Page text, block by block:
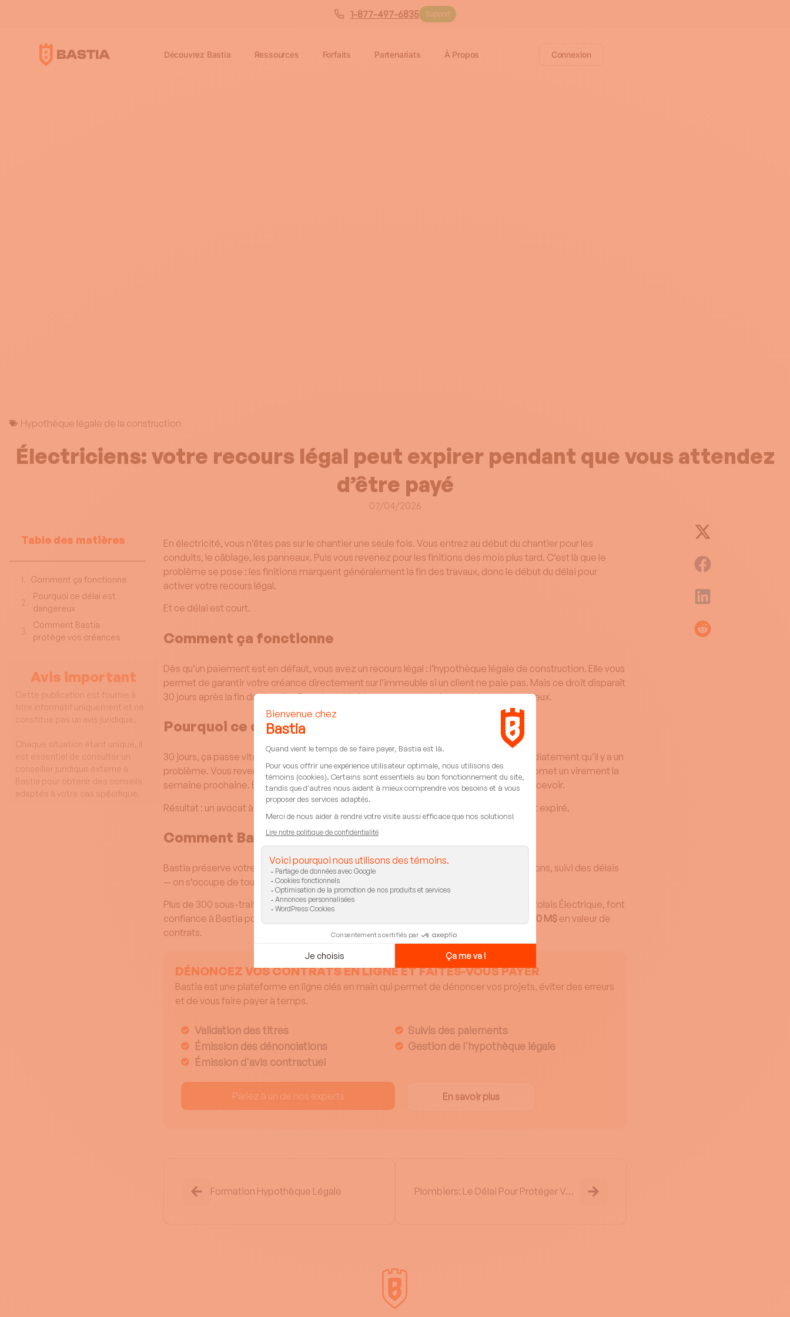
1-877-497-6835 Support
Découvrez Bastia Ressources Forfaits Partenariats À Propos Connexion
Hypothèque légale de la construction
Électriciens: votre recours légal peut expirer pendant que vous attendez
d’être payé
07/04/2026
Table des matières
Comment ça fonctionne
Pourquoi ce délai est
dangereux
Comment Bastia
protège vos créances
Avis important
Cette publication est fournie à
titre informatif uniquement et ne
constitue pas un avis juridique.
Chaque situation étant unique, il
est essentiel de consulter un
conseiller juridique externe à
Bastia pour obtenir des conseils
adaptés à votre cas spécifique.
En électricité, vous n’êtes pas sur le chantier une seule fois. Vous entrez au début du chantier pour les
conduits, le câblage, les panneaux. Puis vous revenez pour les finitions des mois plus tard. C’est là que le
problème se pose : les finitions marquent généralement la fin des travaux, donc le début du délai pour
activer votre recours légal.
Et ce délai est court.
Comment ça fonctionne
Dès qu’un paiement est en défaut, vous avez un recours légal : l’hypothèque légale de construction. Elle vous
permet de garantir votre créance directement sur l’immeuble si un client ne paie pas. Mais ce droit disparaît
30 jours après la fin du chantier. Passé ce délai, les recours sont plus complexes et onéreux.
Pourquoi ce délai est dangereux
30 jours, ça passe vite. Quand le chantier se termine, vous ne savez pas toujours immédiatement qu’il y a un
problème. Vous revenez pour les finitions, vous relancez une fois, deux fois. On vous promet un virement la
semaine prochaine. En deux suivis, le délai peut être dépassé sans même vous en apercevoir.
Résultat : un avocat à
15 000 $ – 20 000 $ parce que votre droit à l’hypothèque légale est expiré.
Comment Bastia protège vos créances
Bastia préserve votre droit en moins de deux minutes. Recherche de titres, dénonciations, suivi des délais
— on s’occupe de tout.
95 % moins cherqu’un avocat,
Plus de 300 sous-traitants québécois, dont Arsenal Électrique, Groupe Roger Faguy et Rolais Électrique, font
confiance à Bastia pour protéger leurs créances. Bastia a permis de sécuriser plus de
100 M$ en valeur de
contrats.
DÉNONCEZ VOS CONTRATS EN LIGNE ET FAITES-VOUS PAYER
Bastia est une plateforme en ligne clés en main qui permet de dénoncer vos projets, éviter des erreurs
et de vous faire payer à temps.
Validation des titres
Émission des dénonciations
Émission d'avis contractuel
Suivis des paiements
Gestion de l'hypothèque légale
Parlez à un de nos experts En savoir plus
Formation Hypothèque Légale Plombiers: Le Délai Pour Protéger Votre Paiement Est Plus Court Que Vous Le Pensez